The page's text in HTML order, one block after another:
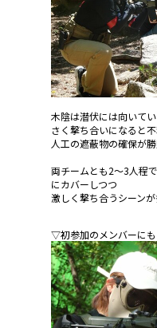
木陰は潜伏には向いて
さく撃ち合いになると不
人工の遮蔽物の確保が勝
両チームとも2～3人程
にカバーしつつ
激しく撃ち合うシーンが
▽初参加のメンバーに